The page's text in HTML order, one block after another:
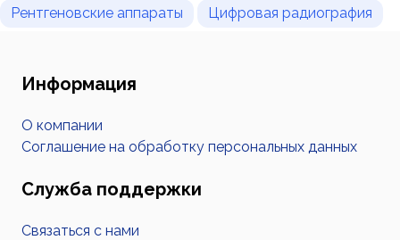
Рентгеновские аппараты
Цифровая радиография
Информация
О компании
Соглашение на обработку персональных данных
Служба поддержки
Связаться с нами